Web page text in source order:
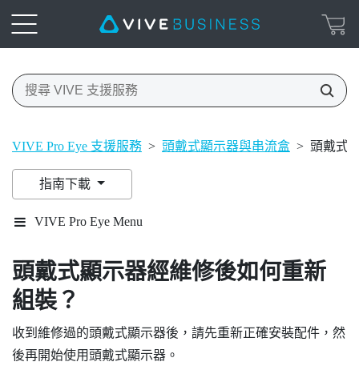
VIVE Pro Eye 支援服務 > 頭戴式顯示器與串流盒 > 頭戴式
指南下載
VIVE Pro Eye Menu
頭戴式顯示器經維修後如何重新
組裝？
收到維修過的頭戴式顯示器後，請先重新正確安裝配件，然
後再開始使用頭戴式顯示器。